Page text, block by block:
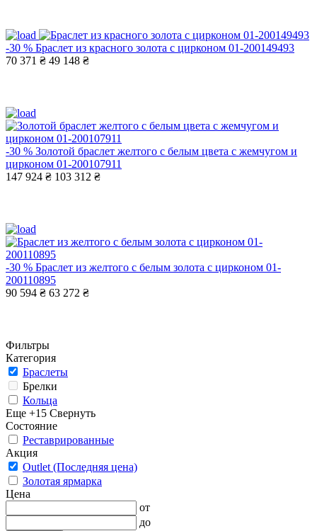
-30 % Браслет из красного золота с цирконом 01-200149493
70 371 ₴ 49 148 ₴
-30 % Золотой браслет желтого с белым цвета с жемчугом и
цирконом 01-200107911
147 924 ₴ 103 312 ₴
-30 % Браслет из желтого с белым золота с цирконом 01-
200110895
90 594 ₴ 63 272 ₴
Фильтры
Категория
Браслеты
Брелки
Кольца
Еще +15 Свернуть
Состояние
Реставрированные
Акция
Outlet (Последняя цена)
Золотая ярмарка
Цена
от
до